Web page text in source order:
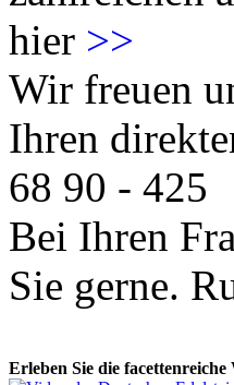
hier >>
Wir freuen
Ihren
68 90 - 425
Bei Ihren
Sie gerne.
Erleben Sie die